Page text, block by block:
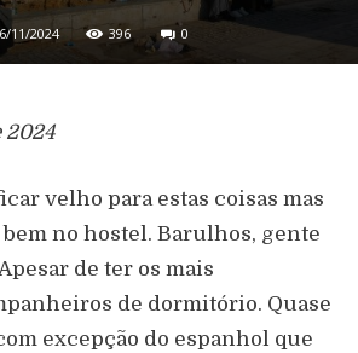
11/2024 396 0
2024
velho para estas coisas mas
no hostel. Barulhos, gente
de ter os mais
de dormitório. Quase
excepção do espanhol que